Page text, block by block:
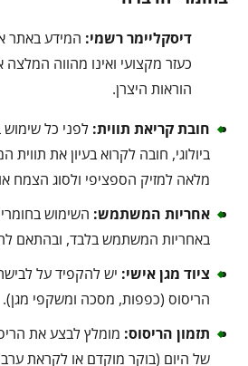
דיסקליימר רשמי: המידע באתר
כעזר מקצועי ואינו מהווה
הוראות היצרן.
חובת קריאת תווית: לפני כל שימוש
ביולוגי, חובה לקרוא בעיון את תווית
מלאה למזיק הספציפי ולסוג הצמח
אחריות המשתמש: השימוש
באחריות המשתמש בלבד, ובהתאם
ציוד מגן אישי: יש להקפיד על
הריסוס (כפפות, מסכה ומשקפי מגן).
תזמון הריסוס: מומלץ לבצע את
של היום (בוקר מוקדם או לקראת